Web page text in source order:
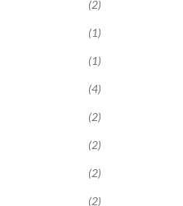
(2)
(1)
(1)
(4)
(2)
(2)
(2)
(2)